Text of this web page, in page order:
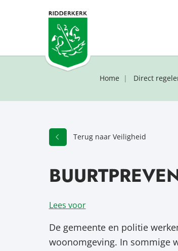
Home Direct
Terug naar Veiligheid
Lees voor
De gemeente en politie
woonomgeving. In sommige